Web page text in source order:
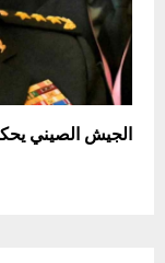
الجيش الصيني